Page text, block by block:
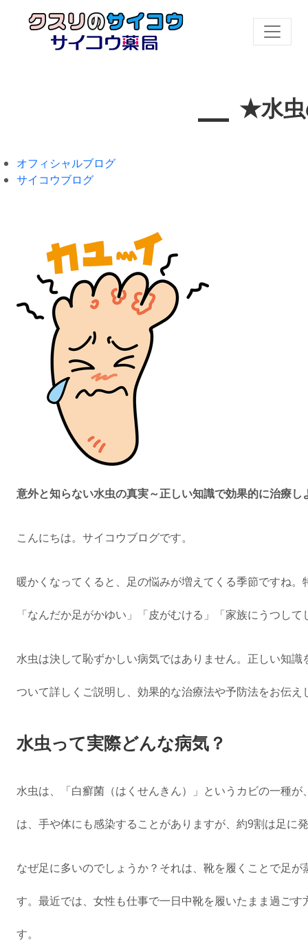
★水
オフィシャルブログ
サイコウブログ
意外と知らない水虫の真実～正しい知識で効果的に治療し
こんにちは。サイコウブログです。
暖かくなってくると、足の悩みが増えてくる季節ですね
「なんだか足がかゆい」「皮がむける」「家族にうつし
水虫は決して恥ずかしい病気ではありません。正しい知
ついて詳しくご説明し、効果的な治療法や予防法をお伝え
水虫って実際どんな病気？
水虫は、「白癬菌（はくせんきん）」というカビの一種
は、手や体にも感染することがありますが、約9割は足に
なぜ足に多いのでしょうか？それは、靴を履くことで足
す。最近では、女性も仕事で一日中靴を履いたまま過ご
す。